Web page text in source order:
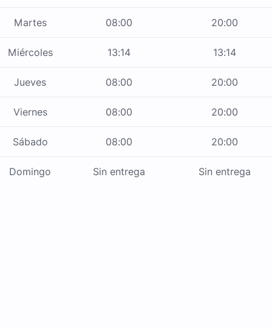
Martes 08:00 20:00
Miércoles 13:14 13:14
Jueves 08:00 20:00
Viernes 08:00 20:00
Sábado 08:00 20:00
Domingo Sin entrega Sin entrega